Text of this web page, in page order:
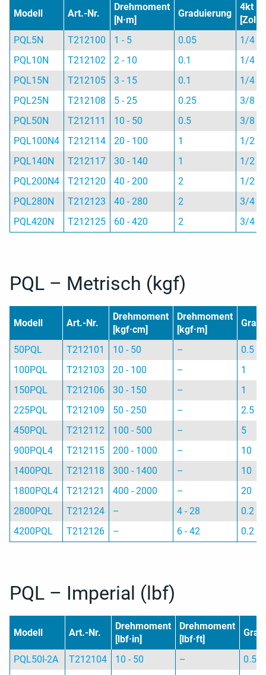
Modell Art.-Nr.
Drehmoment
[N·m]
Graduierung
4kt
[Zoll]
PQL5N
T212100 1 - 5 0.05
1/4
PQL10N
T212102 2 - 10 0.1
1/4
PQL15N
T212105 3 - 15 0.1
1/4
PQL25N
T212108 5 - 25 0.25
3/8
PQL50N
T212111 10 - 50 0.5
3/8
PQL100N4
T212114 20 - 100 1
1/2
PQL140N
T212117 30 - 140 1
1/2
PQL200N4
T212120 40 - 200 2
1/2
PQL280N
T212123 40 - 280 2
3/4
PQL420N
T212125 60 - 420 2 3/4
PQL – Metrisch (kgf)
Modell Art.-Nr.
Drehmoment
[kgf·cm]
Drehmoment
[kgf·m]
50PQL T212101 10 - 50 –
0.5
100PQL
T212103 20 - 100 –
1
150PQL
T212106 30 - 150 –
1
225PQL
T212109 50 - 250 –
2.5
450PQL
T212112 100 - 500 –
5
900PQL4
T212115 200 - 1000 –
10
1400PQL
T212118 300 - 1400 –
10
1800PQL4
T212121 400 - 2000 –
20
2800PQL
T212124 – 4 - 28
0.2
4200PQL
T212126 – 6 - 42 0.2
PQL – Imperial (lbf)
Modell Art.-Nr.
Drehmoment
[lbf·in]
Drehmoment
[lbf·ft]
PQL50I-2A T212104 10 - 50 –
0.5